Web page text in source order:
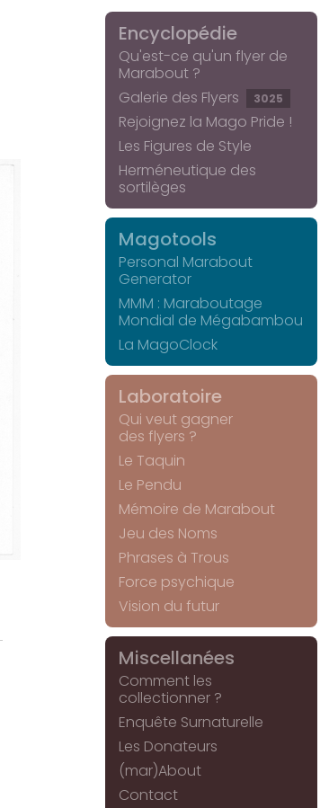
Encyclopédie
Qu'est-ce qu'un flyer de
Marabout ?
Galerie des Flyers
3025
Rejoignez la Mago Pride !
Les Figures de Style
Herméneutique des
sortilèges
Magotools
Personal Marabout
Generator
MMM : Maraboutage
Mondial de Mégabambou
La MagoClock
Laboratoire
Qui veut gagner
des flyers ?
Le Taquin
Le Pendu
Mémoire de Marabout
Jeu des Noms
Phrases à Trous
Force psychique
Vision du futur
Miscellanées
Comment les
collectionner ?
Enquête Surnaturelle
Les Donateurs
(mar)About
Contact